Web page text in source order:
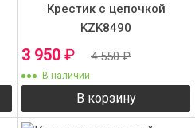
Крестик с цепочкой
KZK8490
3 950 ₽ 4 550₽
В наличии
В корзину